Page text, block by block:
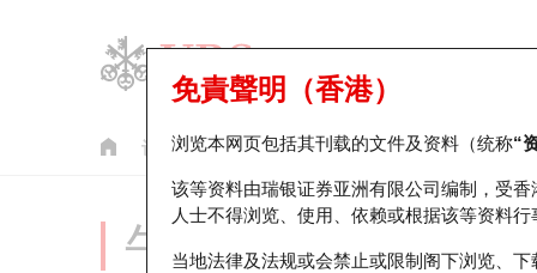
认股证 牛熊证 美股指数产品 轮证市场统计
免責聲明（香港）
浏览本网页包括其刊载的文件及资料（统称“
该等资料由瑞银证券亚洲有限公司编制，受
人士不得浏览、使用、依赖或根据该等资料
当地法律及法规或会禁止或限制阁下浏览、
牛熊证分析仪